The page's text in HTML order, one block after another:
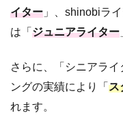
関
の
い
案
イター 」、shinobiラ
は「 ジュニアライター
さらに、「シニアラ
ングの実績により「 ス
れます。